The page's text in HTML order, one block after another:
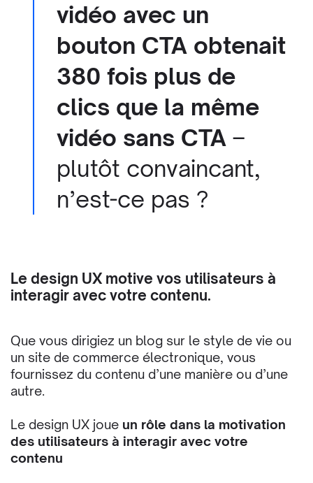
vidéo avec un
bouton CTA obtenait
380 fois plus de
clics que la même
vidéo sans CTA –
plutôt convaincant,
n’est-ce pas ?
Le design UX motive vos utilisateurs à
interagir avec votre contenu.
Que vous dirigiez un blog sur le style de vie ou
un site de commerce électronique, vous
fournissez du contenu d’une manière ou d’une
autre.
Le design UX joue un rôle dans la motivation
des utilisateurs à interagir avec votre
contenu